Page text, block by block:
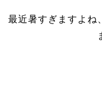
最近暑すぎますよね